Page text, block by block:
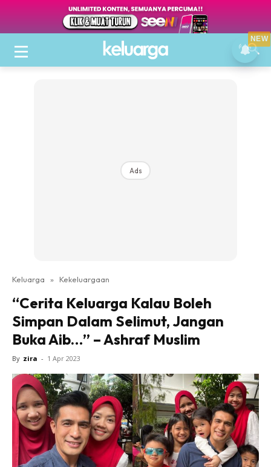
Ads
Keluarga » Kekeluargaan
“Cerita Keluarga Kalau Boleh
Simpan Dalam Selimut, Jangan
Buka Aib…” – Ashraf Muslim
By zira - 1 Apr 2023
NEW